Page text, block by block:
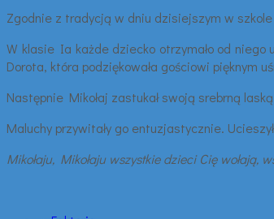
Zgodnie z tradycją w dniu dzisiejszym w
W klasie Ia każde dziecko otrzymało od niego
Dorota, która podziękowała gościowi pięknym
Następnie Mikołaj zastukał swoją srebrną
Maluchy przywitały go entuzjastycznie.
Mikołaju, Mikołaju wszystkie dzieci Cię wołają,